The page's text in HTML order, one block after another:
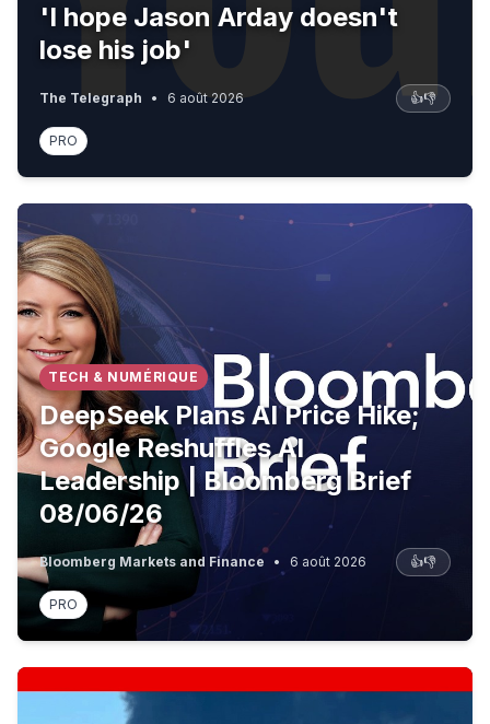
'I hope Jason Arday doesn't
lose his job'
The Telegraph • 6 août 2026 👍👎
PRO
DeepSeek Plans AI Price Hike; Google Reshuffles AI
TECH & NUMÉRIQUE
DeepSeek Plans AI Price Hike;
Google Reshuffles AI
Leadership | Bloomberg Brief
08/06/26
Bloomberg Markets and Finance • 6 août 2026 👍👎
PRO
Ukraine strikes two Russian oil refineries | BBC News